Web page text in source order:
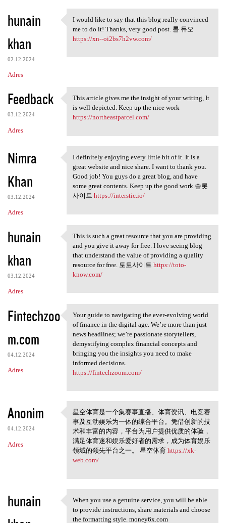
hunain
khan
02.12.2024
Adres
I would like to say that this
I would like to say that this blog really convinced
me to do it! Thanks, very good post. 롤 듀오
https://xn--oi2bs7h2vw.com/
Feedback
03.12.2024
Adres
This article gives me the
This article gives me the insight of your writing, It
is well depicted. Keep up the nice work
https://northeastparcel.com/
Nimra
Khan
03.12.2024
Adres
I definitely enjoying every
I definitely enjoying every little bit of it. It is a
great website and nice share. I want to thank you.
Good job! You guys do a great blog, and have
some great contents. Keep up the good work.슬롯
사이트 https://interstic.io/
hunain
khan
03.12.2024
Adres
This is such a great resource
This is such a great resource that you are providing
and you give it away for free. I love seeing blog
that understand the value of providing a quality
resource for free. 토토사이트 https://toto-
know.com/
Fintechzoo
m.com
04.12.2024
Adres
Your guide to navigating the
Your guide to navigating the ever-evolving world
of finance in the digital age. We’re more than just
news headlines; we’re passionate storytellers,
demystifying complex financial concepts and
bringing you the insights you need to make
informed decisions.
https://fintechzoom.com/
Anonim
04.12.2024
Adres
星空体育是一个集赛事直播、体
育资讯
星空体育是一个集赛事直播、体育资讯、电竞赛
事及互动娱乐为一体的综合平台。凭借创新的技
术和丰富的内容，平台为用户提供优质的体验，
满足体育迷和娱乐爱好者的需求，成为体育娱乐
领域的领先平台之一。 星空体育 https://xk-
web.com/
hunain
When you use a genuine
When you use a genuine service, you will be able
to provide instructions, share materials and choose
the formatting style. money6x.com